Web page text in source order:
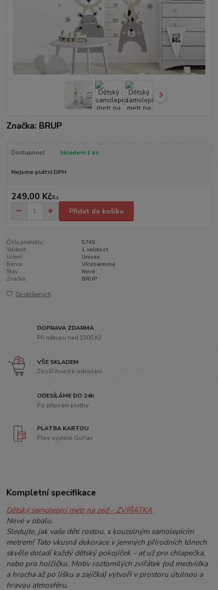
Značka: BRUP
Dostupnost Skladem 1 ks
Nejsme plátci DPH
249,00 Kč/ks
Přidat do košíku
Číslo produktu:
5745
Velikost:
1 velikost
Určení:
Unisex
Barva:
Vícebarevná
Stav:
Nové
Značka:
BRUP
Do oblíbených
DOPRAVA ZDARMA
Při nákupu nad 1500 Kč
VŠE SKLADEM
Zboží ihned k odeslání
ODESÍLÁME DO 24h
Po připsání platby
PLATBA KARTOU
Přes systém GoPay
Kompletní specifikace
Dětský samolepicí metr na zeď – ZVÍŘÁTKA
Nové v obalu.
Sledujte, jak vaše děti rostou, s kouzelným samolepicím
metrem! Tato vkusná dekorace v jemných přírodních tónech
skvěle doladí každý dětský pokojíček – ať už pro chlapečka,
nebo pro holčičku. Motiv roztomilých zvířátek (od medvídka
a hrocha až po lišku a zajíčka) vytvoří v prostoru útulnou a
hravou atmosféru.